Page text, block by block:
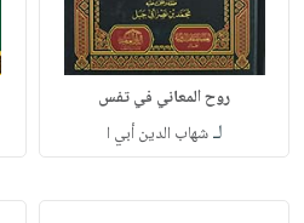
روح المعاني في تفس
لـشهاب الدين أبي ا